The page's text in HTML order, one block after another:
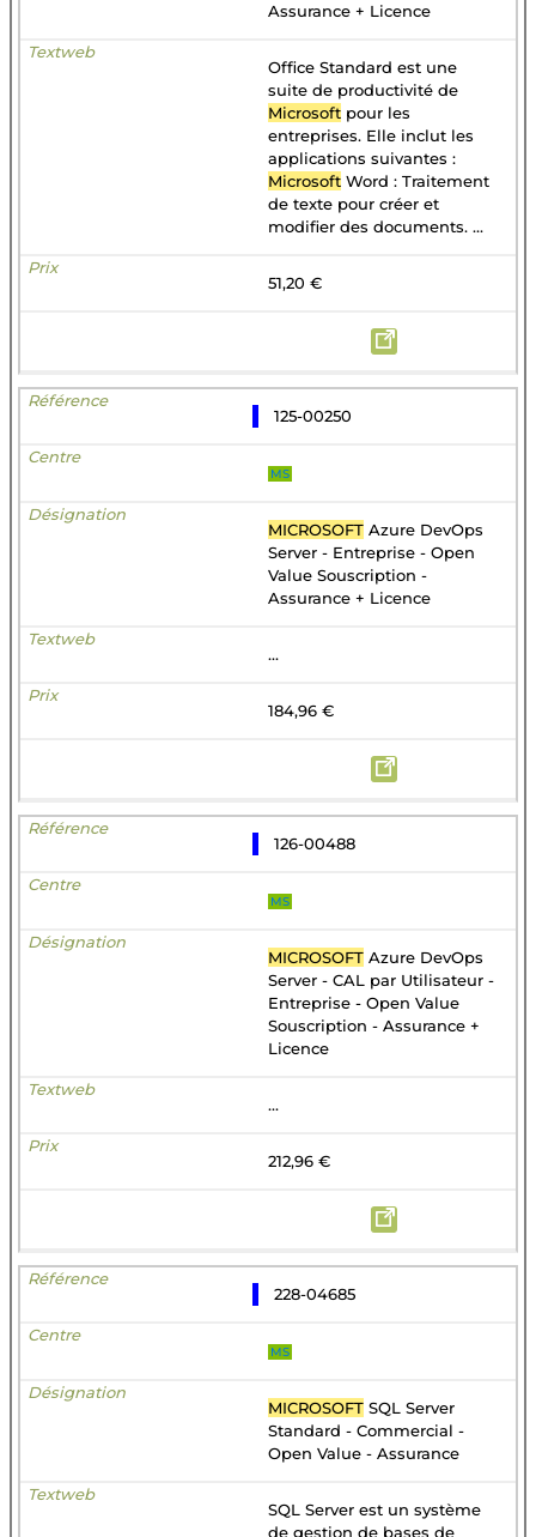
Assurance + Licence
Office Standard est une
suite de productivité de
Microsoft pour les
entreprises. Elle inclut les
applications suivantes :
Microsoft Word : Traitement
de texte pour créer et
modifier des documents. ...
51,20 €
125-00250
MS
MICROSOFT Azure DevOps
Server - Entreprise - Open
Value Souscription -
Assurance + Licence
...
184,96 €
126-00488
MS
MICROSOFT Azure DevOps
Server - CAL par Utilisateur -
Entreprise - Open Value
Souscription - Assurance +
Licence
...
212,96 €
228-04685
MS
MICROSOFT SQL Server
Standard - Commercial -
Open Value - Assurance
SQL Server est un système
de gestion de bases de